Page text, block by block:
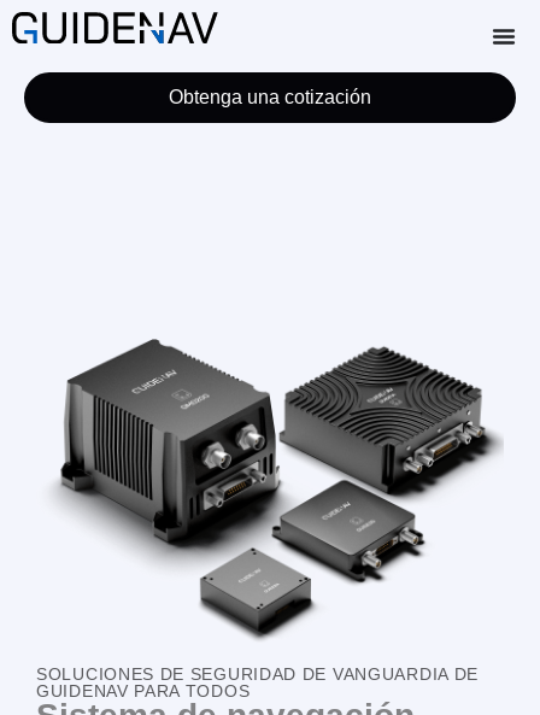
Obtenga una cotización
SOLUCIONES DE SEGURIDAD DE VANGUARDIA DE
GUIDENAV PARA TODOS